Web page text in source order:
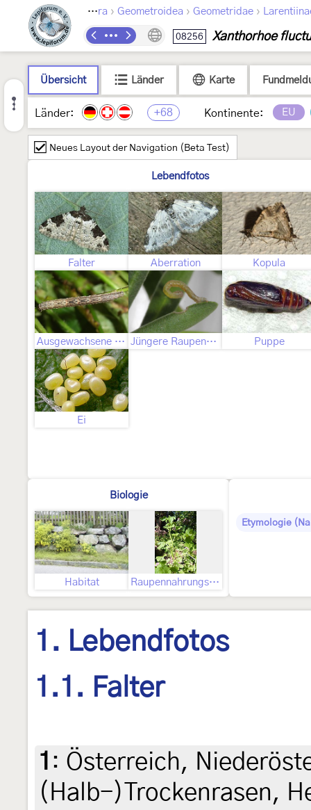
Lepidoptera › Geometroidea › Geometridae ›
08256 Xanthorhoe
Übersicht Länder Karte
Länder: +68 Kontinente: EU
Neues Layout der Navigation (Beta Test)
Lebendfotos
Falter Aberration Kopula
Ausgewachsene Raupe Jüngere Raupenstadien Puppe
Ei
Biologie
Habitat Raupennahrungspflanzen
Etymologie
1. Lebendfotos
1.1. Falter
1 : Österreich,
(Halb-)Trockenrasen,